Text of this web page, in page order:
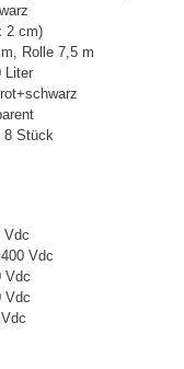
2 cm)
Rolle 7,5 m
Liter
8 Stück
Vdc
Vdc
Vdc
Vdc